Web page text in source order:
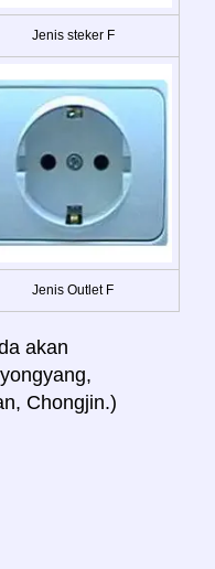
Jenis steker F
Jenis Outlet F
akan
Chongjin.)